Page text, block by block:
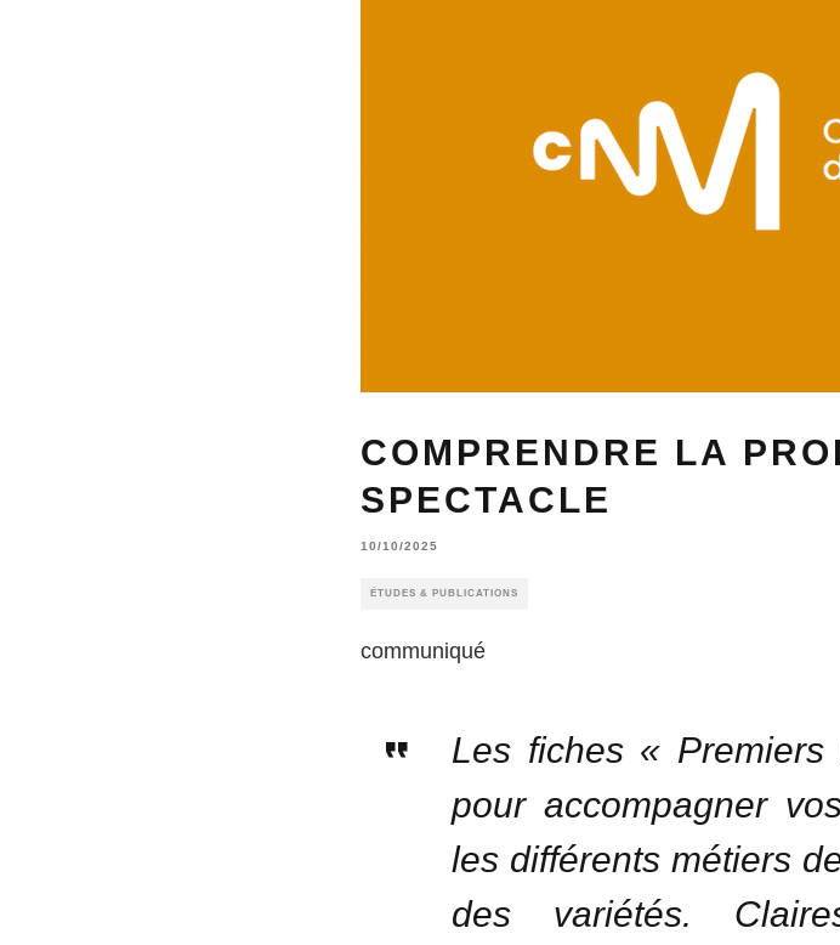
COMPRENDRE LA
SPECTACLE
10/10/2025
ÉTUDES & PUBLICATIONS
communiqué
Les fiches «
pour accompagner
les différents métiers
des variétés.